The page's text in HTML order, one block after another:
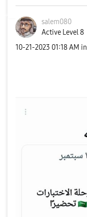
salem080
Active Level 8
‎10-21-2023 01:18 AM in